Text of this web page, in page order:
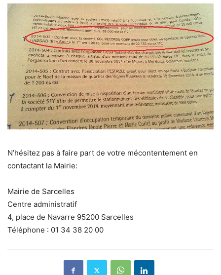
N’hésitez pas à faire part de votre mécontentement en
contactant la Mairie:
Mairie de Sarcelles
Centre administratif
4, place de Navarre 95200 Sarcelles
Téléphone : 01 34 38 20 00